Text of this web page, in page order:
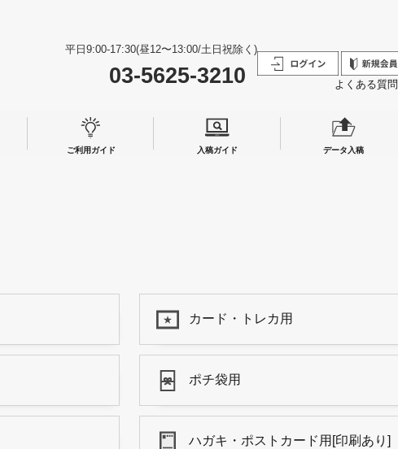
平日9:00-17:30(昼12〜13:00/土日祝除く)
03-5625-3210 よくある質問
ご利用ガイド 入稿ガイド データ入稿
カード・トレカ用
ポチ袋用
ハガキ・ポストカード用[印刷あり]